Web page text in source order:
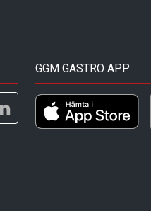
GGM GASTRO APP